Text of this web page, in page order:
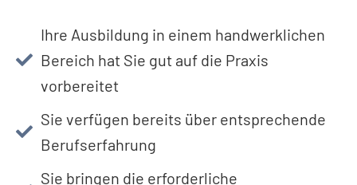
Ihre Ausbildung in einem handwerklichen
Bereich hat Sie gut auf die Praxis
vorbereitet​
Sie verfügen bereits über entsprechende
Berufserfahrung​
Sie bringen die erforderliche